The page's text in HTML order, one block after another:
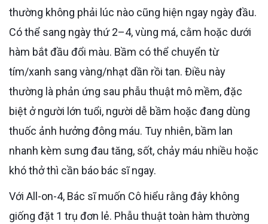
thường không phải lúc nào cũng hiện ngay ngày đầu.
Có thể sang ngày thứ 2–4, vùng má, cằm hoặc dưới
hàm bắt đầu đổi màu. Bầm có thể chuyển từ
tím/xanh sang vàng/nhạt dần rồi tan. Điều này
thường là phản ứng sau phẫu thuật mô mềm, đặc
biệt ở người lớn tuổi, người dễ bầm hoặc đang dùng
thuốc ảnh hưởng đông máu. Tuy nhiên, bầm lan
nhanh kèm sưng đau tăng, sốt, chảy máu nhiều hoặc
khó thở thì cần báo bác sĩ ngay.
Với All-on-4, Bác sĩ muốn Cô hiểu rằng đây không
giống đặt 1 trụ đơn lẻ. Phẫu thuật toàn hàm thường